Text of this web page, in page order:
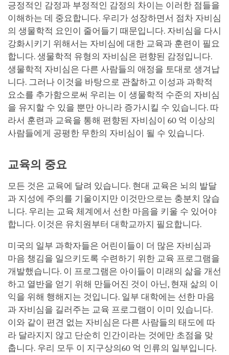
긍정적인 감정과 부정적인 감정의 차이는 이러한 점들을
이해하는 데 중요합니다. 우리가 성장하면서 점차 자비심
의 생물학적 요인이 줄어들기 때문입니다. 자비심을 다시
강화시키기 위해서는 자비심에 대한 교육과 훈련이 필요
합니다. 생물학적 유형의 자비심은 편향된 감정입니다.
생물학적 자비심은 다른 사람들의 애정을 토대로 생겨납
니다. 그러나 이것을 바탕으로 관찰하고 이성과 과학적
요소를 추가함으로써 우리는 이 생물학적 수준의 자비심
을 유지할 수 있을 뿐만 아니라 증가시킬 수 있습니다. 따
라서 훈련과 교육을 통해 편향된 자비심이 60 억 이상의
사람들에게 공평한 무한의 자비심이 될 수 있습니다.
교육의 중요
모든 것은 교육에 달려 있습니다. 현대 교육은 뇌의 발달
과 지성에 주의를 기울이지만 이것만으로는 충분치 않습
니다. 우리는 교육 체계에서 선한 마음을 키울 수 있어야
합니다. 이것은 유치원부터 대학교까지 필요합니다.
미국의 일부 과학자들은 어린이들이 더 많은 자비심과
마음 챙김을 일으키도록 수련하기 위한 교육 프로그램을
개발했습니다. 이 프로그램은 아이들이 미래의 삶을 개선
하고 열반을 얻기 위해 만들어진 것이 아닌, 현재 삶의 이
익을 위해 행해지는 것입니다. 일부 대학에는 선한 마음
과 자비심을 길러주는 교육 프로그램이 이미 있습니다.
이와 같이 편견 없는 자비심은 다른 사람들의 태도에 따
라 달라지지 않고 단순히 인간이라는 것에만 초점을 맞
춥니다. 우리 모두 이 지구상의60 억 인류의 일부입니다.